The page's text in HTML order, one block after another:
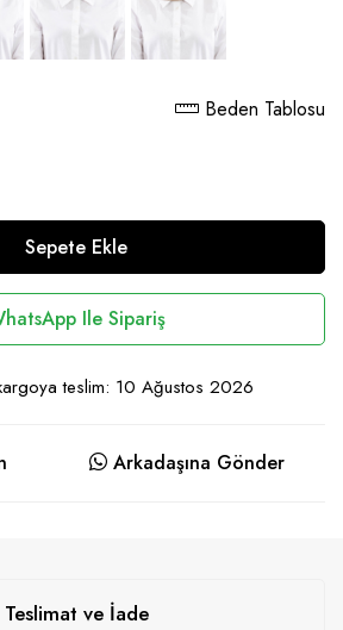
Beden Tablosu
Sepete Ekle
Ile Sipariş
teslim: 10 Ağustos 2026
Arkadaşına Gönder
Teslimat ve İade